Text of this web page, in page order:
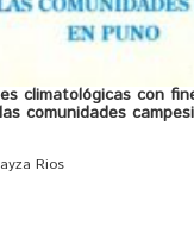
climatológicas con
comunidades
Rios